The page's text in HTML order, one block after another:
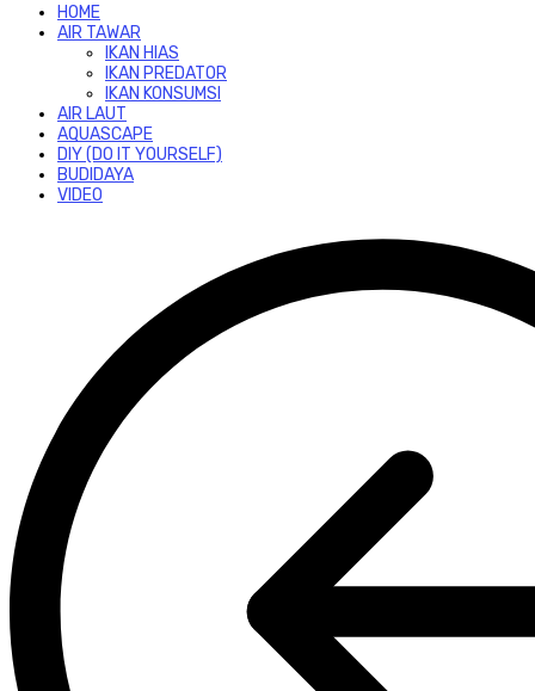
HOME
AIR TAWAR
IKAN HIAS
IKAN PREDATOR
IKAN KONSUMSI
AIR LAUT
AQUASCAPE
DIY (DO IT YOURSELF)
BUDIDAYA
VIDEO